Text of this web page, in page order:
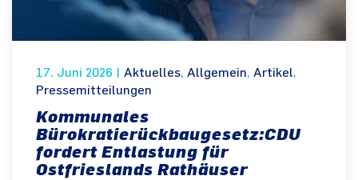
17. Juni 2026 Aktuelles, Allgemein, Artikel,
Pressemitteilungen
Kommunales
Bürokratierückbaugesetz:CDU
fordert Entlastung für
Ostfrieslands Rathäuser